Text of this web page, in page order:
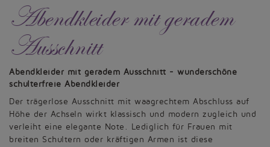
Abendkleider mit geradem
Ausschnitt
Abendkleider mit geradem Ausschnitt - wunderschöne
schulterfreie Abendkleider
Der trägerlose Ausschnitt mit waagrechtem Abschluss auf
Höhe der Achseln wirkt klassisch und modern zugleich und
verleiht eine elegante Note. Lediglich für Frauen mit
breiten Schultern oder kräftigen Armen ist diese